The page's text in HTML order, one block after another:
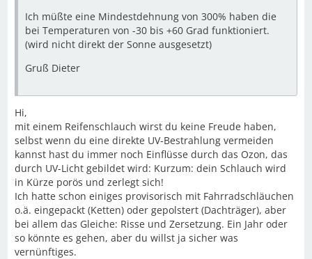
Ich müßte eine Mindestdehnung von 300% haben die
bei Temperaturen von -30 bis +60 Grad funktioniert.
(wird nicht direkt der Sonne ausgesetzt)
Gruß Dieter
Hi,
mit einem Reifenschlauch wirst du keine Freude haben,
selbst wenn du eine direkte UV-Bestrahlung vermeiden
kannst hast du immer noch Einflüsse durch das Ozon, das
durch UV-Licht gebildet wird: Kurzum: dein Schlauch wird
in Kürze porös und zerlegt sich!
Ich hatte schon einiges provisorisch mit Fahrradschläuchen
o.ä. eingepackt (Ketten) oder gepolstert (Dachträger), aber
bei allem das Gleiche: Risse und Zersetzung. Ein Jahr oder
so könnte es gehen, aber du willst ja sicher was
vernünftiges.